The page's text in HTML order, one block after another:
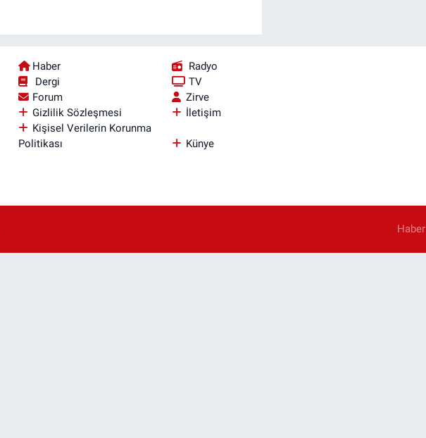
Haber
Radyo
Dergi
TV
Forum
Zirve
Gizlilik Sözleşmesi
İletişim
Kişisel Verilerin Korunma
Politikası
Künye
Haber